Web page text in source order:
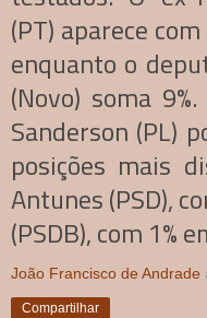
(PT) aparece
enquanto o
(Novo) soma
Sanderson (PL)
posições mais
Antunes (PSD),
(PSDB), com 1%
João Francisco de Andrade
Compartilhar